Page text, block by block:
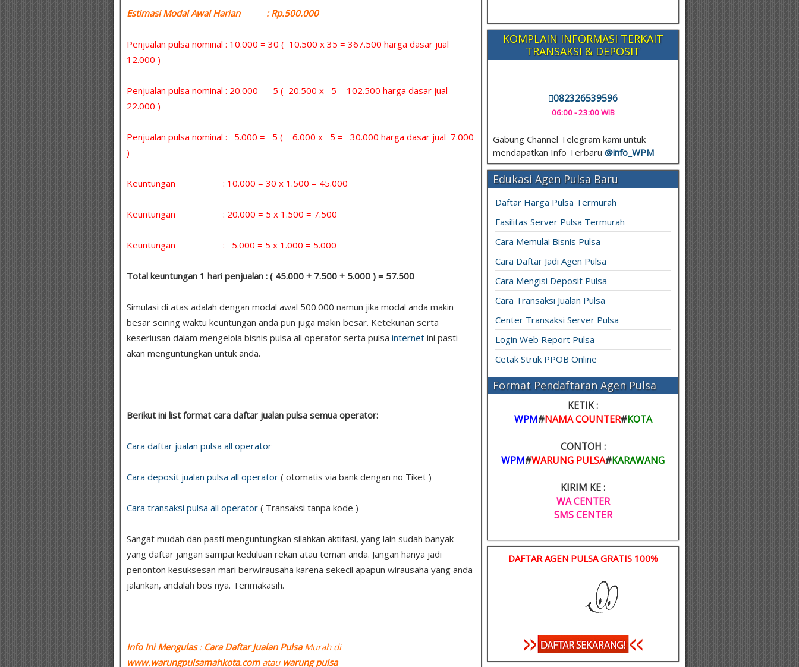
Estimasi Modal Awal Harian : Rp.500.000
Penjualan pulsa nominal : 10.000 = 30 ( 10.500 x 35 = 367.500 harga dasar jual
12.000 )
Penjualan pulsa nominal : 20.000 = 5 ( 20.500 x 5 = 102.500 harga dasar jual
22.000 )
Penjualan pulsa nominal : 5.000 = 5 ( 6.000 x 5 = 30.000 harga dasar jual 7.000
)
Keuntungan : 10.000 = 30 x 1.500 = 45.000
Keuntungan : 20.000 = 5 x 1.500 = 7.500
Keuntungan : 5.000 = 5 x 1.000 = 5.000
Total keuntungan 1 hari penjualan : ( 45.000 + 7.500 + 5.000 ) = 57.500
Simulasi di atas adalah dengan modal awal 500.000 namun jika modal anda makin
besar seiring waktu keuntungan anda pun juga makin besar. Ketekunan serta
keseriusan dalam mengelola bisnis pulsa all operator serta pulsa internet ini pasti
akan menguntungkan untuk anda.
Berikut ini list format cara daftar jualan pulsa semua operator:
Cara daftar jualan pulsa all operator
Cara deposit jualan pulsa all operator ( otomatis via bank dengan no Tiket )
Cara transaksi pulsa all operator ( Transaksi tanpa kode )
Sangat mudah dan pasti menguntungkan silahkan aktifasi, yang lain sudah banyak
yang daftar jangan sampai keduluan rekan atau teman anda. Jangan hanya jadi
penonton kesuksesan mari berwirausaha karena sekecil apapun wirausaha yang anda
jalankan, andalah bos nya. Terimakasih.
Info Ini Mengulas: Cara Daftar Jualan PulsaMurah di
www.warungpulsamahkota.comatau warung pulsa
KOMPLAIN INFORMASI TERKAIT
TRANSAKSI & DEPOSIT
082326539596
06:00 - 23:00 WIB
Gabung Channel Telegram kami untuk
mendapatkan Info Terbaru @info_ WPM
Edukasi Agen Pulsa Baru
Daftar Harga Pulsa Termurah
Fasilitas Server Pulsa Termurah
Cara Memulai Bisnis Pulsa
Cara Daftar Jadi Agen Pulsa
Cara Mengisi Deposit Pulsa
Cara Transaksi Jualan Pulsa
Center Transaksi Server Pulsa
Login Web Report Pulsa
Cetak Struk PPOB Online
Format Pendaftaran Agen Pulsa
KETIK :
WPM#NAMA COUNTER#KOTA
CONTOH :
WPM#WARUNG PULSA#KARAWANG
KIRIM KE :
WA CENTER
SMS CENTER
DAFTAR AGEN PULSA GRATIS 100%